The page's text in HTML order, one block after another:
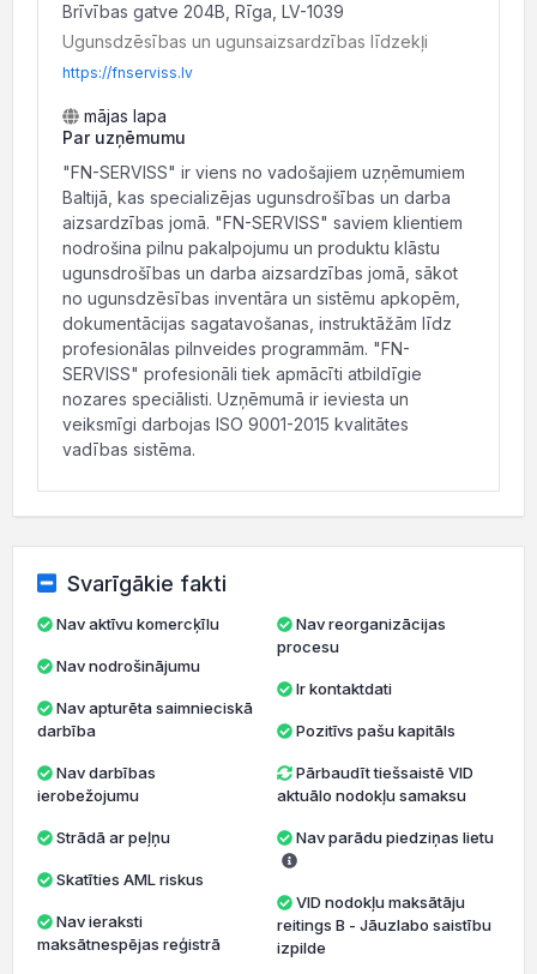
Brīvības gatve 204B, Rīga, LV-1039
Ugunsdzēsības un ugunsaizsardzības līdzekļi
https://fnserviss.lv
mājas lapa
Par uzņēmumu
"FN-SERVISS" ir viens no vadošajiem uzņēmumiem
Baltijā, kas specializējas ugunsdrošības un darba
aizsardzības jomā. "FN-SERVISS" saviem klientiem
nodrošina pilnu pakalpojumu un produktu klāstu
ugunsdrošības un darba aizsardzības jomā, sākot
no ugunsdzēsības inventāra un sistēmu apkopēm,
dokumentācijas sagatavošanas, instruktāžām līdz
profesionālas pilnveides programmām. "FN-
SERVISS" profesionāli tiek apmācīti atbildīgie
nozares speciālisti. Uzņēmumā ir ieviesta un
veiksmīgi darbojas ISO 9001-2015 kvalitātes
vadības sistēma.
Svarīgākie fakti
Nav aktīvu komercķīlu
Nav nodrošinājumu
darbība
ierobežojumu
Strādā ar peļņu
Skatīties AML riskus
maksātnespējas reģistrā
Nav reorganizācijas
procesu
Ir kontaktdati
Pozitīvs pašu kapitāls
Pārbaudīt tiešsaistē VID
aktuālo nodokļu samaksu
Nav parādu piedziņas lietu
VID nodokļu maksātāju
reitings B - Jāuzlabo saistību
izpilde